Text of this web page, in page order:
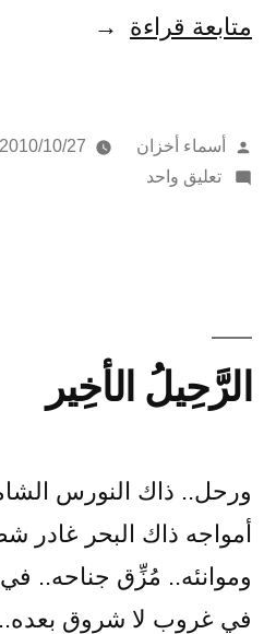
متابعة قراءة “دموع
تمّ
النشر
أسماء أخزان 2010/10/27
تعليق واحد
الرَّحِيلُ الأخِير
ورحل.. ذاك النورس
أمواجه ذاك البحر غادر
وموانئه.. مُزِّق جناحه..
في غروب لا شروق بعده..